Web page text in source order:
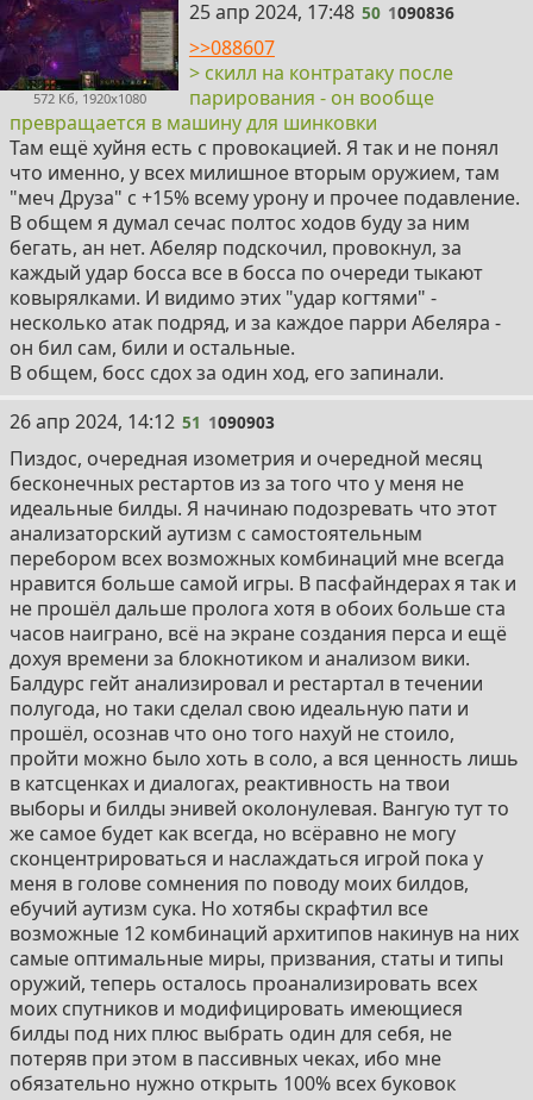
572 Кб, 1920x1080
50
25 апр 2024, 17:48 50 1090836
>>088607
> скилл на контратаку после
парирования - он вообще
превращается в машину для шинковки
Там ещё хуйня есть с провокацией. Я так и не понял
что именно, у всех милишное вторым оружием, там
"меч Друза" с +15% всему урону и прочее подавление.
В общем я думал сечас полтос ходов буду за ним
бегать, ан нет. Абеляр подскочил, провокнул, за
каждый удар босса все в босса по очереди тыкают
ковырялками. И видимо этих "удар когтями" -
несколько атак подряд, и за каждое парри Абеляра -
он бил сам, били и остальные.
В общем, босс сдох за один ход, его запинали.
51
26 апр 2024, 14:12 51 1090903
Пиздос, очередная изометрия и очередной месяц
бесконечных рестартов из за того что у меня не
идеальные билды. Я начинаю подозревать что этот
анализаторский аутизм с самостоятельным
перебором всех возможных комбинаций мне всегда
нравится больше самой игры. В пасфайндерах я так и
не прошёл дальше пролога хотя в обоих больше ста
часов наиграно, всё на экране создания перса и ещё
дохуя времени за блокнотиком и анализом вики.
Балдурс гейт анализировал и рестартал в течении
полугода, но таки сделал свою идеальную пати и
прошёл, осознав что оно того нахуй не стоило,
пройти можно было хоть в соло, а вся ценность лишь
в катсценках и диалогах, реактивность на твои
выборы и билды энивей околонулевая. Вангую тут то
же самое будет как всегда, но всёравно не могу
сконцентрироваться и наслаждаться игрой пока у
меня в голове сомнения по поводу моих билдов,
ебучий аутизм сука. Но хотябы скрафтил все
возможные 12 комбинаций архитипов накинув на них
самые оптимальные миры, призвания, статы и типы
оружий, теперь осталось проанализировать всех
моих спутников и модифицировать имеющиеся
билды под них плюс выбрать один для себя, не
потеряв при этом в пассивных чеках, ибо мне
обязательно нужно открыть 100% всех буковок